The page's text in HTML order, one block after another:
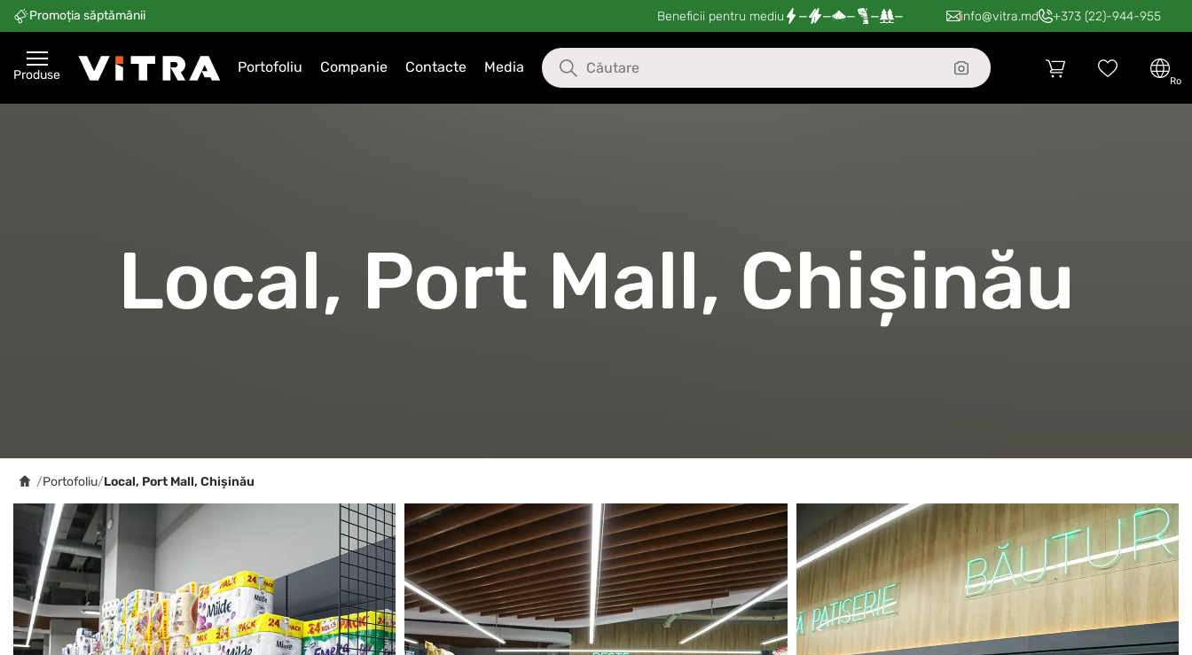
Promoția săptămânii Beneficii pentru mediu — — — — — info@vitra.md +373 (22)-944-955
Produse Portofoliu Companie Contacte Media
ro
Local, Port Mall, Chișinău
/Portofoliu/Local, Port Mall, Chișinău